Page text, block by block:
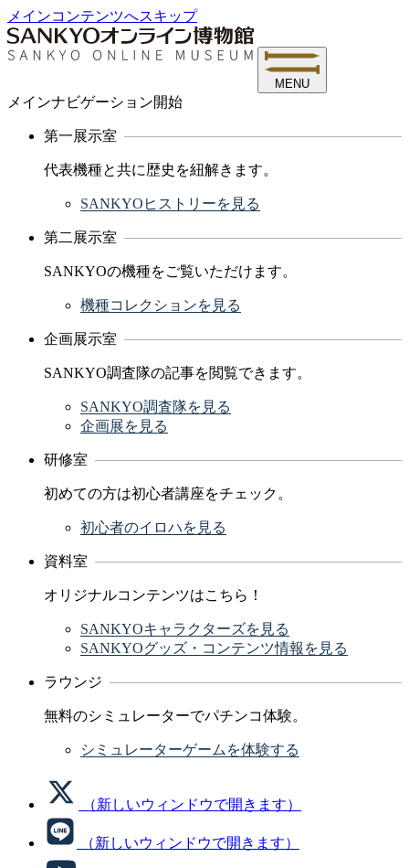
メインコンテンツへスキップ
MENU
メインナビゲーション開始
第一展示室
代表機種と共に歴史を紐解きます。
SANKYOヒストリーを見る
第二展示室
SANKYOの機種をご覧いただけます。
機種コレクションを見る
企画展示室
SANKYO調査隊の記事を閲覧できます。
SANKYO調査隊を見る
企画展を見る
研修室
初めての方は初心者講座をチェック。
初心者のイロハを見る
資料室
オリジナルコンテンツはこちら！
SANKYOキャラクターズを見る
SANKYOグッズ・コンテンツ情報を見る
ラウンジ
無料のシミュレーターでパチンコ体験。
シミュレーターゲームを体験する
（新しいウィンドウで開きます）
（新しいウィンドウで開きます）